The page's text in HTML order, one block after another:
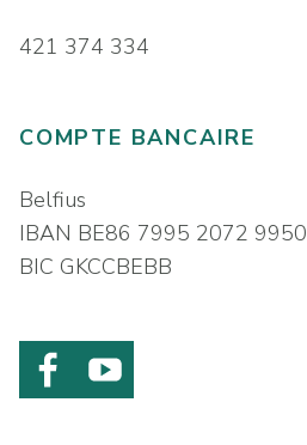
421 374 334
COMPTE BANCAIRE
Belfius
IBAN BE86 7995 2072 9950
BIC GKCCBEBB